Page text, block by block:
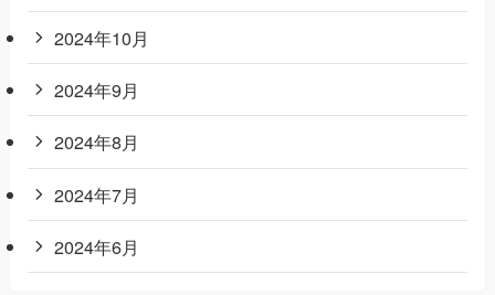
2024年10月
2024年9月
2024年8月
2024年7月
2024年6月